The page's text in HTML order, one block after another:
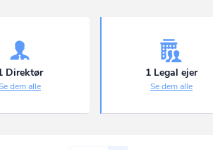
Hold dig opdateret og compliant
ownr Pipeline
salgsklare kundeemner
Kun fantasien sætter grænsen
Ownr ajour goes supersonic
Direktør
dem alle
1 Legal ejer
Se dem alle